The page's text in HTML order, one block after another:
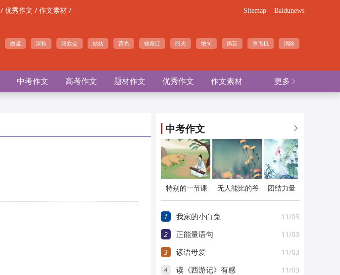
/ 优秀作文 / 作文素材 / Sitemap Baidunews
撒谎 深秋 联欢会 姑姑 背光 钱塘江 眼光 绝句 痛苦 乘飞机 消除
更多 
中考作文 高考作文 题材作文 优秀作文 作文素材

中考作文
特别的一节课
（课外班）
无人能比的爷
爷
团结力量
大
1 11/03
我家的小白兔
2 11/03
正能量语句
3 11/03
谚语母爱
4 11/03
读《西游记》有感